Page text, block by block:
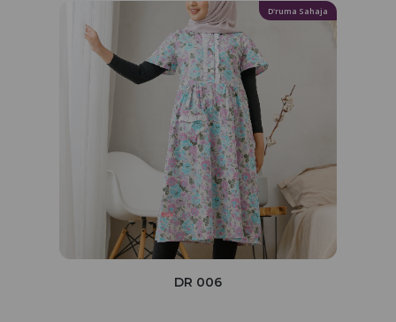
D'ruma Sahaja
DR 006